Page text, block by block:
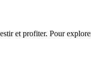
et profiter. Pour